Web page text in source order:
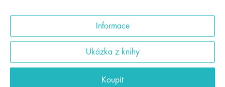
Informace
Ukázka z knihy
Koupit